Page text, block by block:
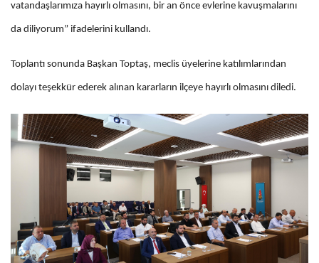
vatandaşlarımıza hayırlı olmasını, bir an önce evlerine kavuşmalarını
da diliyorum” ifadelerini kullandı.
Toplantı sonunda Başkan Toptaş, meclis üyelerine katılımlarından
dolayı teşekkür ederek alınan kararların ilçeye hayırlı olmasını diledi.